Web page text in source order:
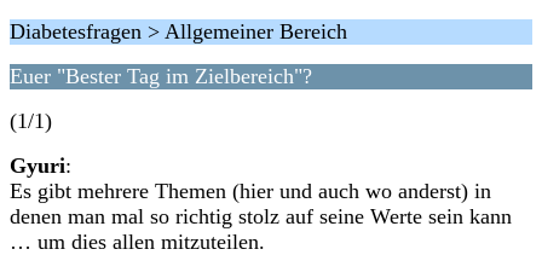
Diabetesfragen > Allgemeiner Bereich
Euer "Bester Tag im Zielbereich"?
(1/1)
Gyuri:
Es gibt mehrere Themen (hier und auch wo anderst) in
denen man mal so richtig stolz auf seine Werte sein kann
… um dies allen mitzuteilen.